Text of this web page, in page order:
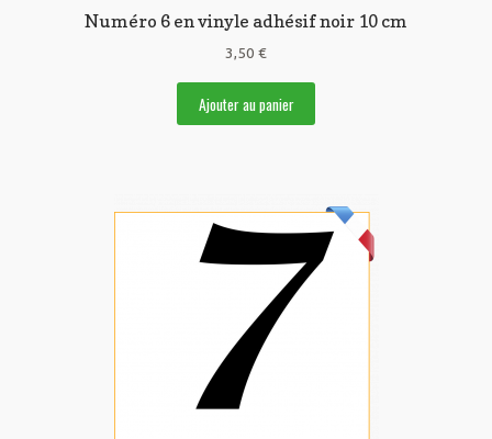
Numéro 6 en vinyle adhésif noir 10 cm
3,50 €
Ajouter au panier